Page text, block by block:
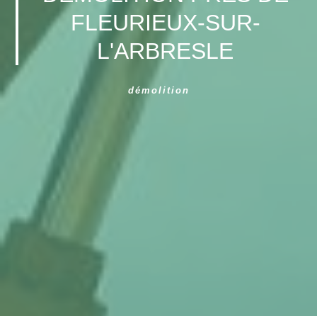
FLEURIEUX-SUR-
L'ARBRESLE
démolition